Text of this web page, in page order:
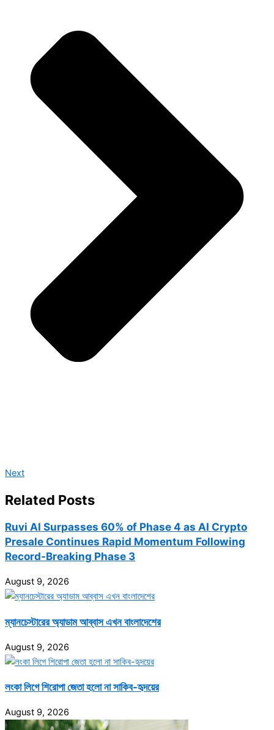
Next
Related Posts
Ruvi AI Surpasses 60% of Phase 4 as AI Crypto
Presale Continues Rapid Momentum Following
Record-Breaking Phase 3
August 9, 2026
ম্যানচেস্টারের অ্যাডাম আব্বাস এখন বাংলাদেশের
August 9, 2026
লংকা লিগে শিরোপা জেতা হলো না সাকিব-হৃদয়ের
August 9, 2026